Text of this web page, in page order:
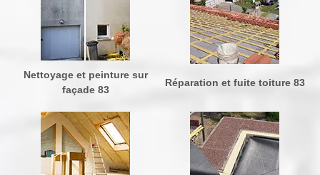
Nettoyage et peinture sur
façade 83
Réparation et fuite toiture 83